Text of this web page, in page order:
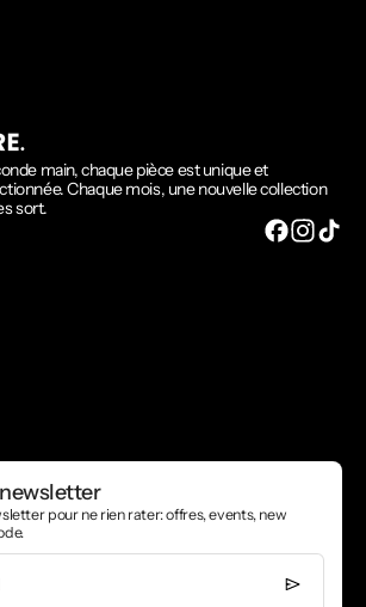
main, chaque pièce est unique et
Chaque mois, une nouvelle collection
sort.
pour ne rien rater: offres, events, new